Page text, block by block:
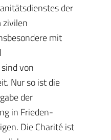
der
zivilen
mit
von
Nur so ist die
der
in Frieden-
Die Charité ist